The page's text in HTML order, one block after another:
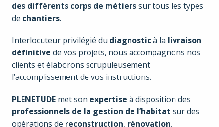
des différents corps de métiers sur tous les types
de chantiers.
Interlocuteur privilégié du diagnostic à la livraison
définitive de vos projets, nous accompagnons nos
clients et élaborons scrupuleusement
l’accomplissement de vos instructions.
PLENETUDE met son expertise
professionnels de la gestion de l’habitat sur des
opérations de reconstruction, rénovation